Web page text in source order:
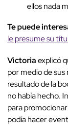
ellos nada
Te puede
le presume su
Victoriaexplicó
por medio de sus
resultado de la
no había hecho.
para
podía hacer